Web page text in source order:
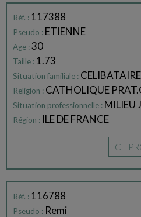
Réf. : 117388
Pseudo : ETIENNE
Age :30
Taille : 1.73
Situation familiale : CELIBATAIRE
Religion : CATHOLIQUE
Situation professionnelle : MILIEU
Région : ILE DE FRANCE
CE
Réf. : 116788
Pseudo : Remi